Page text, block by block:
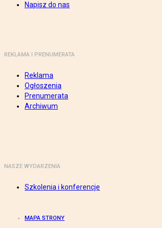
Napisz do nas
REKLAMA I PRENUMERATA
Reklama
Ogłoszenia
Prenumerata
Archiwum
NASZE WYDARZENIA
Szkolenia i konferencje
MAPA STRONY